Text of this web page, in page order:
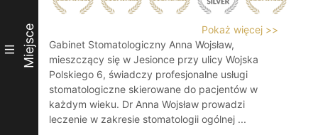
III Miejsce
Pokaż więcej >>
Gabinet Stomatologiczny Anna Wojsław,
mieszczący się w Jesionce przy ulicy Wojska
Polskiego 6, świadczy profesjonalne usługi
stomatologiczne skierowane do pacjentów w
każdym wieku. Dr Anna Wojsław prowadzi
leczenie w zakresie stomatologii ogólnej ...